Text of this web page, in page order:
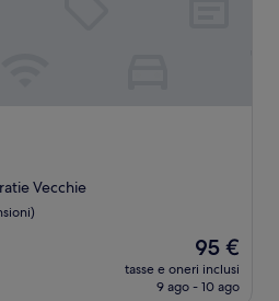
Vecchie
Il
prezzo
attuale
95 €
tasse e oneri inclusi
9 ago - 10 ago